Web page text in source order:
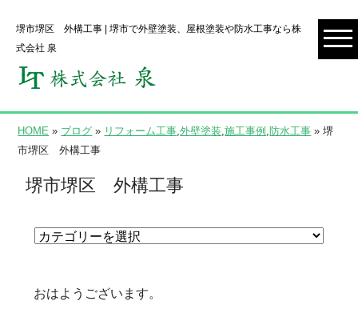
堺市堺区 外構工事 | 堺市で外壁塗装、屋根塗装や防水工事なら株
式会社 泉
HOME » ブログ » リフォーム工事,外壁塗装,施工事例 ,防水工事 » 堺
市堺区 外構工事
堺市堺区 外構工事
おはようございます。